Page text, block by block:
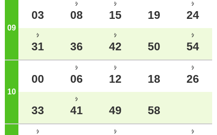
09 ジ
03
ｼ
08
ｼ
15 19
ｼ
24
ｼ
31 36
ｼ
42 50
ｼ
54
10 ジ
00
ｼ
06
ｼ
12 18
ｼ
26
33
ｼ
41 49 58
ｼ ｼ ｼ